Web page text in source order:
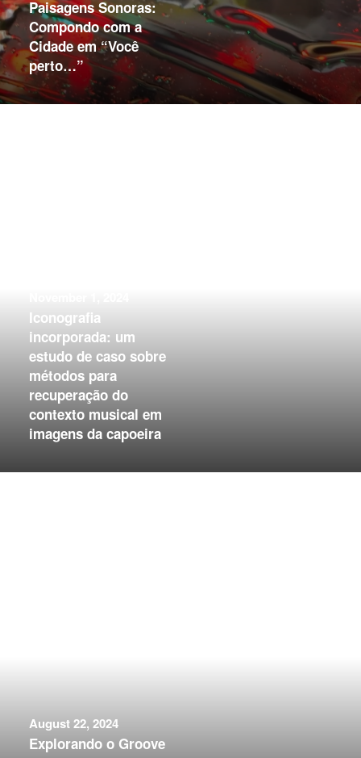
Paisagens Sonoras:
Compondo com a
Cidade em “Você
perto…”
Iconografia
incorporada: um
estudo de caso sobre
métodos para
recuperação do
contexto musical em
imagens da capoeira
August 22, 2024
Explorando o Groove